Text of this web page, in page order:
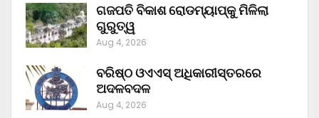
ଗଜପତି ବିକାଶ ରୋଡମ୍ୟାପ୍‌କୁ ମିଳିଲା
ଗୁରୁତ୍ୱ
Aug 4, 2026
ବରିଷ୍ଠ ଓଏଏସ୍‌ ଅଧିକାରୀସ୍ତରରେ
ଅଦଳବଦଳ
Aug 4, 2026